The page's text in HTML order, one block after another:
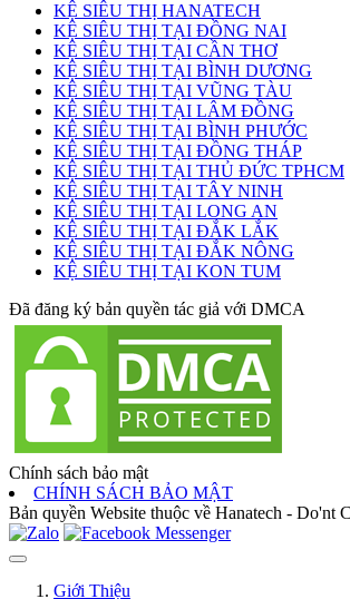
KỆ SIÊU THỊ HANATECH
KỆ SIÊU THỊ TẠI ĐỒNG NAI
KỆ SIÊU THỊ TẠI CẦN THƠ
KỆ SIÊU THỊ TẠI BÌNH DƯƠNG
KỆ SIÊU THỊ TẠI VŨNG TÀU
KỆ SIÊU THỊ TẠI LÂM ĐỒNG
KỆ SIÊU THỊ TẠI BÌNH PHƯỚC
KỆ SIÊU THỊ TẠI ĐỒNG THÁP
KỆ SIÊU THỊ TẠI THỦ ĐỨC TPHCM
KỆ SIÊU THỊ TẠI TÂY NINH
KỆ SIÊU THỊ TẠI LONG AN
KỆ SIÊU THỊ TẠI ĐẮK LẮK
KỆ SIÊU THỊ TẠI ĐẮK NÔNG
KỆ SIÊU THỊ TẠI KON TUM
Đã đăng ký bản quyền tác giả với DMCA
Chính sách bảo mật
CHÍNH SÁCH BẢO MẬT
Bản quyền Website thuộc về Hanatech - Do'nt
Giới Thiệu